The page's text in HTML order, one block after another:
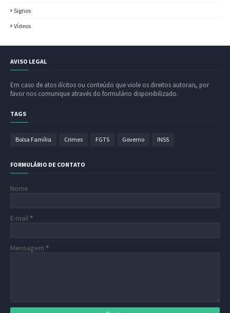
Signos
Vídeos
AVISO LEGAL
Em caso de atos ilícitos ou conteúdo que viole os direitos autorais, por
favor nos comunique através do formulário disponibilizado.
TAGS
Bolsa Família Crimes FGTS Governo INSS
FORMULÁRIO DE CONTATO
Nome
E-mail *
Mensagem *